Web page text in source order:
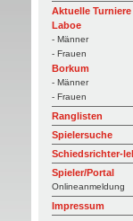
Aktuelle Turniere
Laboe
- Männer
- Frauen
Borkum
- Männer
- Frauen
Ranglisten
Spielersuche
Schiedsrichter-
Spieler/Portal
Onlineanmeldung
Impressum